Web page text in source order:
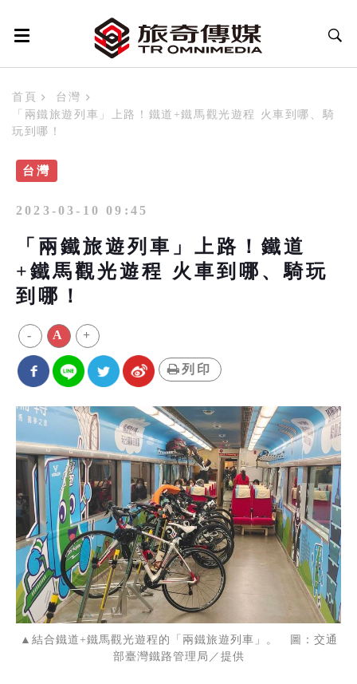
首頁
台灣
「兩鐵旅遊列車」上路！鐵道+鐵馬觀光遊程 火車到哪、騎
玩到哪！
台灣
2023-03-10 09:45
「兩鐵旅遊列車」上路！鐵道
+鐵馬觀光遊程 火車到哪、騎玩
到哪！
- A +
列印
▲結合鐵道+鐵馬觀光遊程的「兩鐵旅遊列車」。 圖：交通
部臺灣鐵路管理局／提供